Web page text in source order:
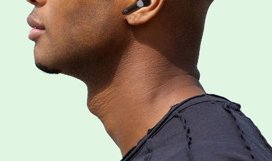
左 右
觸摸 x2：接聽/結束通話
觸摸並按住約 1 秒：拒接來電
切換來電通話線路